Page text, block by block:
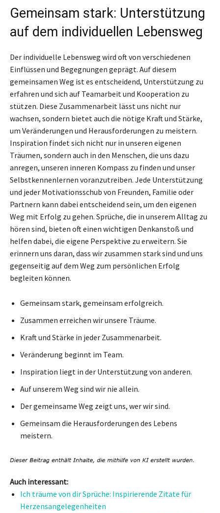
Gemeinsam stark: Unterstützung
auf dem individuellen Lebensweg
Der individuelle Lebensweg wird oft von verschiedenen
Einflüssen und Begegnungen geprägt. Auf diesem
gemeinsamen Weg ist es entscheidend, Unterstützung zu
erfahren und sich auf Teamarbeit und Kooperation zu
stützen. Diese Zusammenarbeit lässt uns nicht nur
wachsen, sondern bietet auch die nötige Kraft und Stärke,
um Veränderungen und Herausforderungen zu meistern.
Inspiration findet sich nicht nur in unseren eigenen
Träumen, sondern auch in den Menschen, die uns dazu
anregen, unseren inneren Kompass zu finden und unser
Selbstkennenlernen voranzutreiben. Jede Unterstützung
und jeder Motivationsschub von Freunden, Familie oder
Partnern kann dabei entscheidend sein, um den eigenen
Weg mit Erfolg zu gehen. Sprüche, die in unserem Alltag zu
hören sind, bieten oft einen wichtigen Denkanstoß und
helfen dabei, die eigene Perspektive zu erweitern. Sie
erinnern uns daran, dass wir zusammen stark sind und uns
gegenseitig auf dem Weg zum persönlichen Erfolg
begleiten können.
Gemeinsam stark, gemeinsam erfolgreich.
Zusammen erreichen wir unsere Träume.
Kraft und Stärke in jeder Zusammenarbeit.
Veränderung beginnt im Team.
Inspiration liegt in der Unterstützung von anderen.
Auf unserem Weg sind wir nie allein.
Der gemeinsame Weg zeigt uns, wer wir sind.
Gemeinsam die Herausforderungen des Lebens
meistern.
Auch interessant:
Ich träume von dir Sprüche: Inspirierende Zitate für
Herzensangelegenheiten